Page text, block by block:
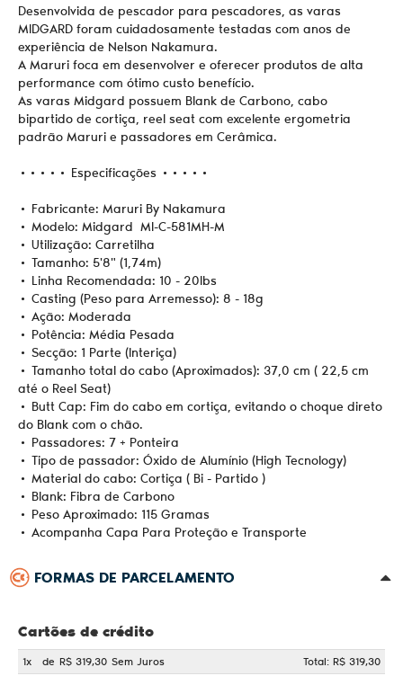
Desenvolvida de pescador para pescadores, as varas
MIDGARD foram cuidadosamente testadas com anos de
experiência de Nelson Nakamura.
A Maruri foca em desenvolver e oferecer produtos de alta
performance com ótimo custo benefício.
As varas Midgard possuem Blank de Carbono, cabo
bipartido de cortiça, reel seat com excelente ergometria
padrão Maruri e passadores em Cerâmica.
••••• Especificações •••••
• Fabricante: Maruri By Nakamura
• Modelo: Midgard MI-C-581MH-M
• Utilização: Carretilha
• Tamanho: 5'8" (1,74m)
• Linha Recomendada: 10 - 20lbs
• Casting (Peso para Arremesso): 8 - 18g
• Ação: Moderada
• Potência: Média Pesada
• Secção: 1 Parte (Interiça)
• Tamanho total do cabo (Aproximados): 37,0 cm ( 22,5 cm
até o Reel Seat)
• Butt Cap: Fim do cabo em cortiça, evitando o choque direto
do Blank com o chão.
• Passadores: 7 + Ponteira
• Tipo de passador: Óxido de Alumínio (High Tecnology)
• Material do cabo: Cortiça ( Bi - Partido )
• Blank: Fibra de Carbono
• Peso Aproximado: 115 Gramas
• Acompanha Capa Para Proteção e Transporte
FORMAS DE PARCELAMENTO
Cartões de crédito
1x de R$ 319,30 Sem Juros
Total: R$ 319,30